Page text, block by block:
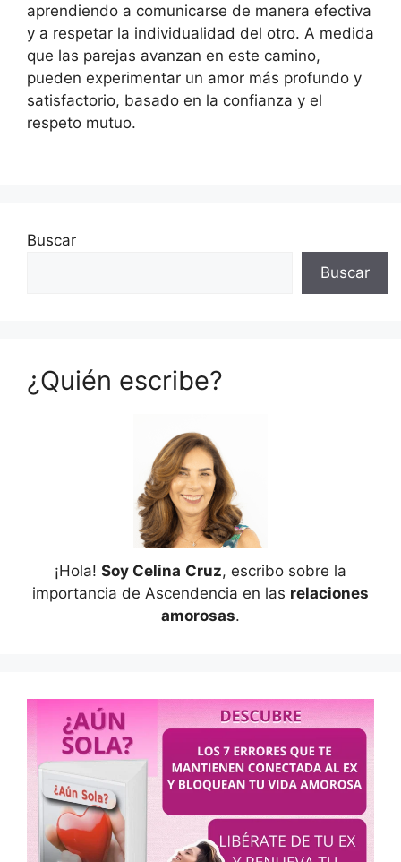
aprendiendo a comunicarse de manera efectiva
y a respetar la individualidad del otro. A medida
que las parejas avanzan en este camino,
pueden experimentar un amor más profundo y
satisfactorio, basado en la confianza y el
respeto mutuo.
Buscar
Buscar
¿Quién escribe?
¡Hola! Soy Celina Cruz, escribo sobre la
importancia de Ascendencia en las relaciones
amorosas.